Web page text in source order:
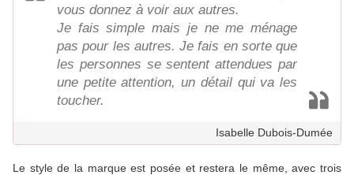
vous donnez à voir aux autres.
Je fais simple mais je ne me ménage
pas pour les autres. Je fais en sorte que
les personnes se sentent attendues par
une petite attention, un détail qui va les
toucher.
Isabelle Dubois-Dumée
Le style de la marque est posée et restera le même, avec trois